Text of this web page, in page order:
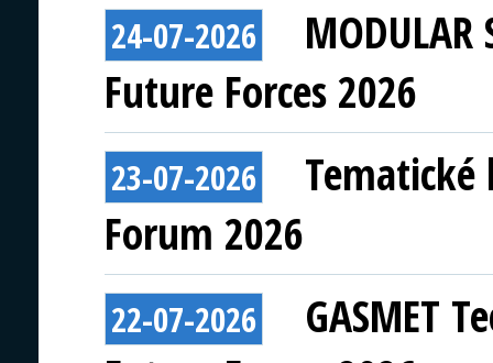
24-07-2026
Future Forces 2026
23-07-2026
Tematické
Forum 2026
22-07-2026
GASMET